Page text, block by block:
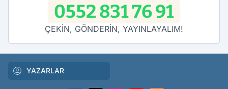
0552 831 76 91
ÇEKİN, GÖNDERİN, YAYINLAYALIM!
YAZARLAR